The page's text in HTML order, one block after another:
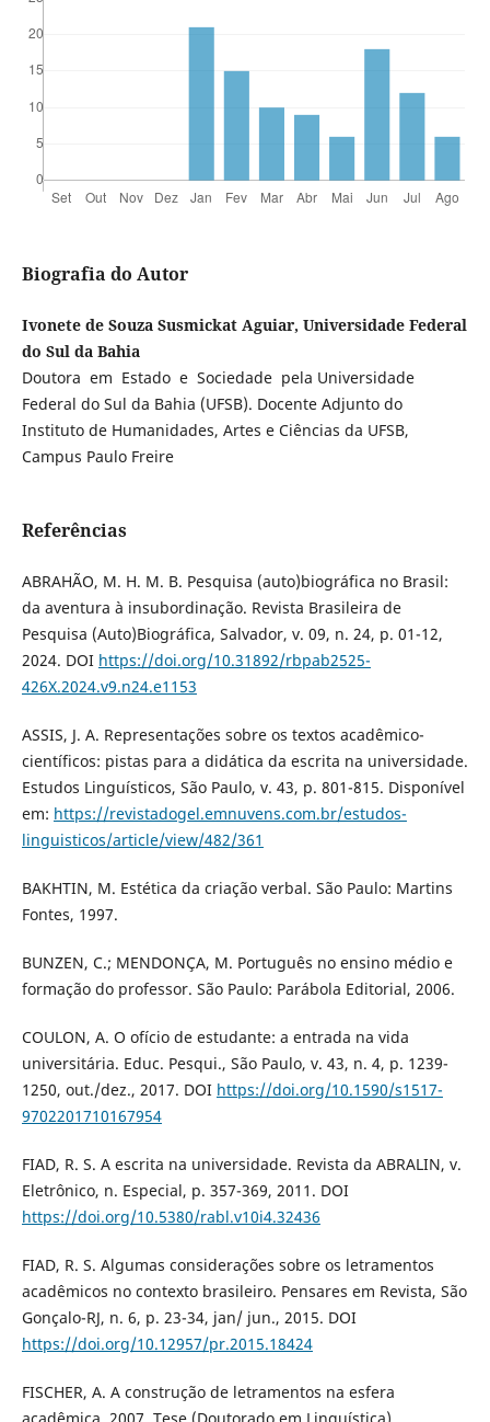
Biografia do Autor
Ivonete de Souza Susmickat Aguiar, Universidade Federal
do Sul da Bahia
Doutora em Estado e Sociedade pela Universidade
Federal do Sul da Bahia (UFSB). Docente Adjunto do
Instituto de Humanidades, Artes e Ciências da UFSB,
Campus Paulo Freire
Referências
ABRAHÃO, M. H. M. B. Pesquisa (auto)biográfica no Brasil:
da aventura à insubordinação. Revista Brasileira de
Pesquisa (Auto)Biográfica, Salvador, v. 09, n. 24, p. 01-12,
2024. DOI https://doi.org/10.31892/rbpab2525-
426X.2024.v9.n24.e1153
ASSIS, J. A. Representações sobre os textos acadêmico-
científicos: pistas para a didática da escrita na universidade.
Estudos Linguísticos, São Paulo, v. 43, p. 801-815. Disponível
em: https://revistadogel.emnuvens.com.br/estudos-
linguisticos/article/view/482/361
BAKHTIN, M. Estética da criação verbal. São Paulo: Martins
Fontes, 1997.
BUNZEN, C.; MENDONÇA, M. Português no ensino médio e
formação do professor. São Paulo: Parábola Editorial, 2006.
COULON, A. O ofício de estudante: a entrada na vida
universitária. Educ. Pesqui., São Paulo, v. 43, n. 4, p. 1239-
1250, out./dez., 2017. DOI https://doi.org/10.1590/s1517-
9702201710167954
FIAD, R. S. A escrita na universidade. Revista da ABRALIN, v.
Eletrônico, n. Especial, p. 357-369, 2011. DOI
https://doi.org/10.5380/rabl.v10i4.32436
FIAD, R. S. Algumas considerações sobre os letramentos
acadêmicos no contexto brasileiro. Pensares em Revista, São
Gonçalo-RJ, n. 6, p. 23-34, jan/ jun., 2015. DOI
https://doi.org/10.12957/pr.2015.18424
FISCHER, A. A construção de letramentos na esfera